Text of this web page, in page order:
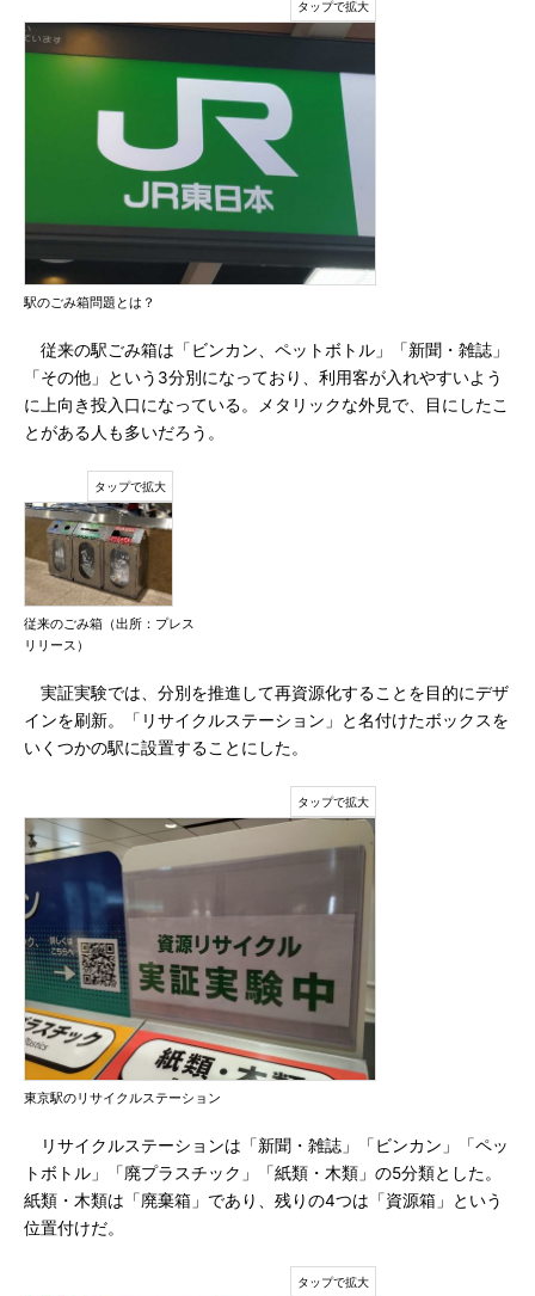
駅のごみ箱問題とは？
従来の駅ごみ箱は「ビンカン、ペットボトル」「新聞・雑誌」
「その他」という3分別になっており、利用客が入れやすいよう
に上向き投入口になっている。メタリックな外見で、目にしたこ
とがある人も多いだろう。
従来のごみ箱（出所：プレス
リリース）
実証実験では、分別を推進して再資源化することを目的にデザ
インを刷新。「リサイクルステーション」と名付けたボックスを
いくつかの駅に設置することにした。
東京駅のリサイクルステーション
リサイクルステーションは「新聞・雑誌」「ビンカン」「ペッ
トボトル」「廃プラスチック」「紙類・木類」の5分類とした。
紙類・木類は「廃棄箱」であり、残りの4つは「資源箱」という
位置付けだ。